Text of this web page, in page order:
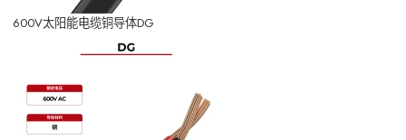
600V太阳能电缆铜导体DG